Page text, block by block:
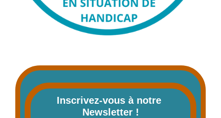
Inscrivez-vous à notre
Newsletter !